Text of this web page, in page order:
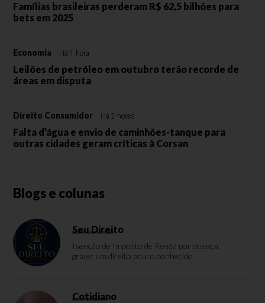
Famílias brasileiras perderam R$ 62,5 bilhões para
bets em 2025
Economia Há 1 hora
Leilões de petróleo em outubro terão recorde de
áreas em disputa
Direito Consumidor Há 2 horas
Falta d’água e envio de caminhões-tanque para
outras cidades geram críticas à Corsan
Blogs e colunas
Seu Direito
Isenção de Imposto de Renda por doença
grave: um direito pouco conhecido
Cotidiano